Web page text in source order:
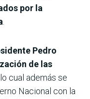
por la
Pedro
de las
cual además se
Nacional con la